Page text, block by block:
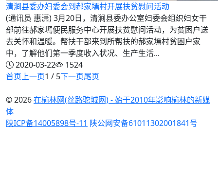
清涧县委办妇委会到郝家墕村开展扶贫慰问活动
(通讯员 惠潇) 3月20日，清涧县委办公室妇委会组织妇女干
部前往郝家墕便民服务中心开展扶贫慰问活动，为贫困户送
去关怀和温暖。帮扶干部来到所帮扶的郝家墕村贫困户家
中，了解他们第一季度收入状况、生产生活...
2020-03-22
1524
首页上一页1 / 5下一页尾页
© 2026在榆林网(丝路驼城网) - 始于2010年影响榆林的新媒
体
陕ICP备14005898号-11 陕公网安备61011302001841号